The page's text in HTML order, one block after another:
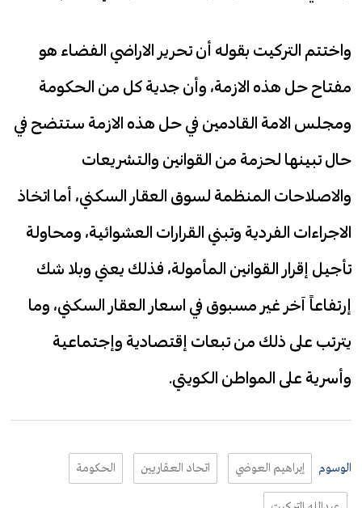
واختتم التركيت بقوله أن تحرير الاراضي الفضاء هو
مفتاح حل هذه الازمة، وأن جدية كل من الحكومة
ومجلس الامة القادمين في حل هذه الازمة ستتضح في
حال تبينها لحزمة من القوانين والتشريعات
والاصلاحات المنظمة لسوق العقار السكني، أما اتخاذ
الاجراءات الفردية وتبني القرارات العشوائية، ومحاولة
تأجيل إقرار القوانين المأمولة، فذلك يعني وبلا شك
إرتفاعاً آخر غير مسبوق في اسعار العقار السكني، وما
يترتب على ذلك من تبعات إقتصادية وإجتماعية
وأسرية على المواطن الكويتي.
الوسوم إبراهيم العوضي اتحاد العقاريين الحكومة